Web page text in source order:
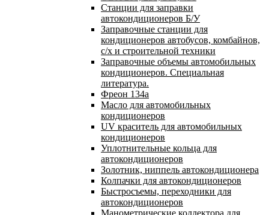
Станции для заправки
автокондиционеров Б/У
Заправочные станции для
кондиционеров автобусов, комбайнов,
с/х и строительной техники
Заправочные объемы автомобильных
кондиционеров. Специальная
литература.
Фреон 134a
Масло для автомобильных
кондиционеров
UV краситель для автомобильных
кондиционеров
Уплотнительные кольца для
автокондиционеров
Золотник, ниппель автокондиционера
Колпачки для автокондиционеров
Быстросъемы, переходники для
автокондиционеров
Манометрические коллектора для